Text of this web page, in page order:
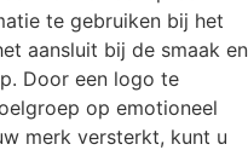
te gebruiken bij het
aansluit bij de smaak en
Door een logo te
op emotioneel
merk versterkt, kunt u